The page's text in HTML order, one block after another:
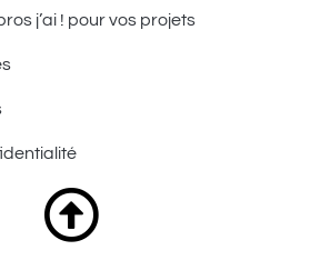
j’ai ! pour vos projets